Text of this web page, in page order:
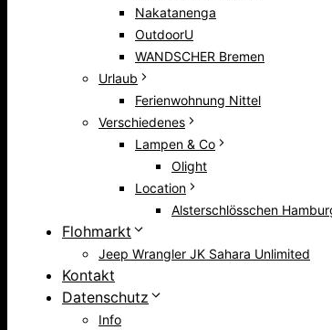
Nakatanenga
OutdoorU
WANDSCHER Bremen
Urlaub
Ferienwohnung Nittel
Verschiedenes
Lampen & Co
Olight
Location
Alsterschlösschen
Flohmarkt
Jeep Wrangler JK Sahara Unlimited
Kontakt
Datenschutz
Info